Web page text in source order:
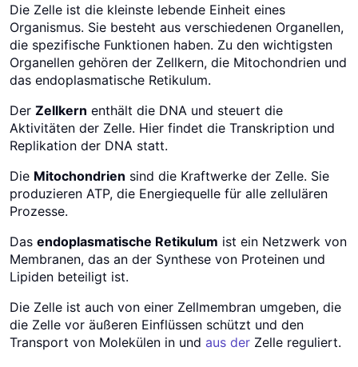
Die Zelle ist die kleinste lebende Einheit eines
Organismus. Sie besteht aus verschiedenen Organellen,
die spezifische Funktionen haben. Zu den wichtigsten
Organellen gehören der Zellkern, die Mitochondrien und
das endoplasmatische Retikulum.
Der Zellkern enthält die DNA und steuert die
Aktivitäten der Zelle. Hier findet die Transkription und
Replikation der DNA statt.
Die Mitochondrien sind die Kraftwerke der Zelle. Sie
produzieren ATP, die Energiequelle für alle zellulären
Prozesse.
Das endoplasmatische Retikulum ist ein Netzwerk von
Membranen, das an der Synthese von Proteinen und
Lipiden beteiligt ist.
Die Zelle ist auch von einer Zellmembran umgeben, die
die Zelle vor äußeren Einflüssen schützt und den
Transport von Molekülen in und aus der Zelle reguliert.